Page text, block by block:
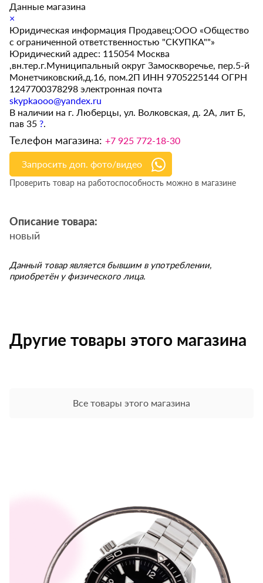
Данные магазина
×
Юридическая информация Продавец:ООО «Общество
с ограниченной ответственностью "СКУПКА""»
Юридический адрес: 115054 Москва
,вн.тер.г.Муниципальный округ Замоскворечье, пер.5-й
Монетчиковский,д.16, пом.2П ИНН 9705225144 ОГРН
1247700378298 электронная почта
skypkaooo@yandex.ru
В наличии на г. Люберцы, ул. Волковская, д. 2А, лит Б,
пав 35?.
Телефон магазина:+7 925 772-18-30
Запросить доп. фото/видео
Проверить товар на работоспособность можно в магазине
Описание товара:
новый
Данный товар является бывшим в употреблении,
приобретён у физического лица.
Другие товары этого магазина
Все товары этого магазина